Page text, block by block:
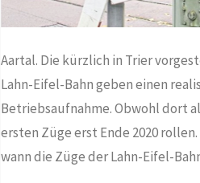
Aartal. Die kürzlich in Trier
Lahn-Eifel-Bahn geben einen
Betriebsaufnahme. Obwohl dort
ersten Züge erst Ende 2020
wann die Züge der Lahn-Eifel-